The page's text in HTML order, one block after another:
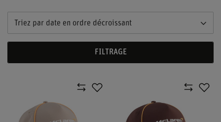
Triez par date en ordre décroissant
FILTRAGE